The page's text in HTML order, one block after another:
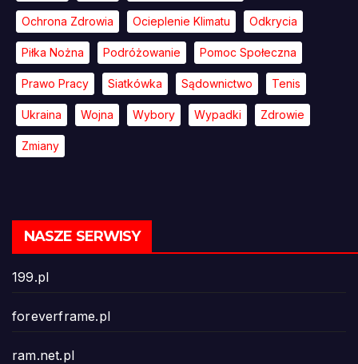
Ochrona Zdrowia Ocieplenie Klimatu Odkrycia
Piłka Nożna Podróżowanie Pomoc Społeczna
Prawo Pracy Siatkówka Sądownictwo Tenis
Ukraina Wojna Wybory Wypadki Zdrowie
Zmiany
NASZE SERWISY
199.pl
foreverframe.pl
ram.net.pl